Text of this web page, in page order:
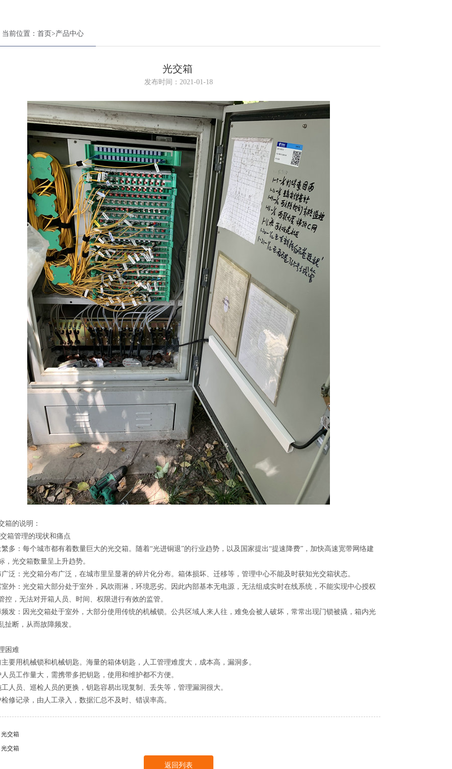
当前位置： 首页>产品中心
光交箱
发布时间：2021-01-18
箱的说明：
箱管理的现状和痛点
多：每个城市都有着数量巨大的光交箱。随着“光进铜退”的行业趋势，以及国家提出“提速降费”，加快高速宽带网络建
，光交箱数量呈上升趋势。
广泛：光交箱分布广泛，在城市里呈显著的碎片化分布。箱体损坏、迁移等，管理中心不能及时获知光交箱状态。
室外：光交箱大部分处于室外，风吹雨淋，环境恶劣。因此内部基本无电源，无法组成实时在线系统，不能实现中心授权
控，无法对开箱人员、时间、权限进行有效的监管。
频发：因光交箱处于室外，大部分使用传统的机械锁。公共区域人来人往，难免会被人破坏，常常出现门锁被撬，箱内光
扯断，从而故障频发。
困难
主要用机械锁和机械钥匙。海量的箱体钥匙，人工管理难度大，成本高，漏洞多。
人员工作量大，需携带多把钥匙，使用和维护都不方便。
工人员、巡检人员的更换，钥匙容易出现复制、丢失等，管理漏洞很大。
修记录，由人工录入，数据汇总不及时、错误率高。
交箱
交箱
返回列表